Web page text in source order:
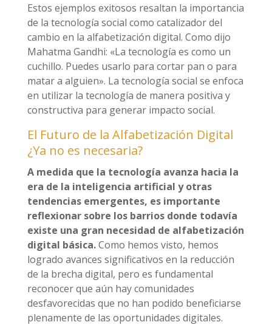
Estos ejemplos exitosos resaltan la importancia
de la tecnología social como catalizador del
cambio en la alfabetización digital. Como dijo
Mahatma Gandhi: «La tecnología es como un
cuchillo. Puedes usarlo para cortar pan o para
matar a alguien». La tecnología social se enfoca
en utilizar la tecnología de manera positiva y
constructiva para generar impacto social.
El Futuro de la Alfabetización Digital
¿Ya no es necesaria?
A medida que la tecnología avanza hacia la
era de la inteligencia artificial y otras
tendencias emergentes, es importante
reflexionar sobre los barrios donde todavía
existe una gran necesidad de alfabetización
digital básica.Como hemos visto, hemos
logrado avances significativos en la reducción
de la brecha digital, pero es fundamental
reconocer que aún hay comunidades
desfavorecidas que no han podido beneficiarse
plenamente de las oportunidades digitales.